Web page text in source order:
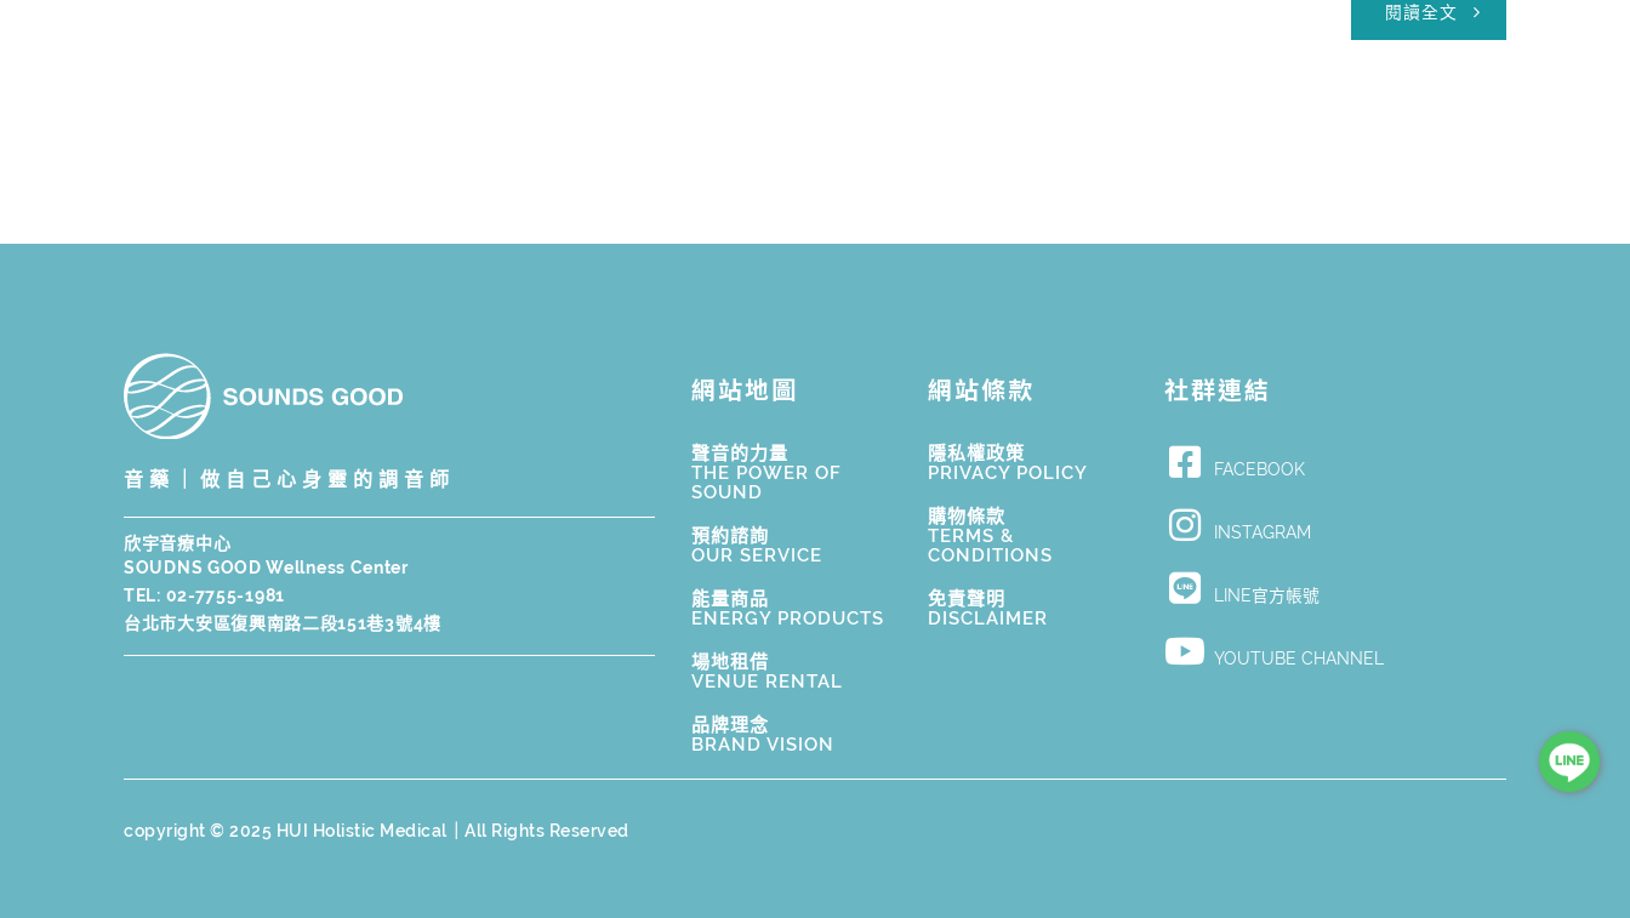
閱讀全文
音藥｜做自己心身靈的調音師
欣宇音療中心
SOUDNS GOOD Wellness Center
TEL: 02-7755-1981
台北市大安區復興南路二段151巷3號4樓
網站地圖
聲音的力量
THE POWER OF
SOUND
預約諮詢
OUR SERVICE
能量商品
ENERGY PRODUCTS
場地租借
VENUE RENTAL
品牌理念
BRAND VISION
網站條款
隱私權政策
PRIVACY POLICY
購物條款
TERMS &
CONDITIONS
免責聲明
DISCLAIMER
社群連結
FACEBOOK
INSTAGRAM
LINE官方帳號
YOUTUBE CHANNEL
copyright © 2025 HUI Holistic Medical｜All Rights Reserved